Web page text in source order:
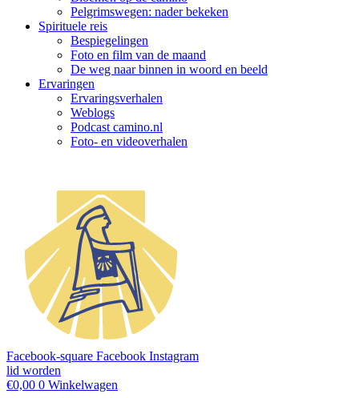
Pelgrimswegen: nader bekeken
Spirituele reis
Bespiegelingen
Foto en film van de maand
De weg naar binnen in woord en beeld
Ervaringen
Ervaringsverhalen
Weblogs
Podcast camino.nl
Foto- en videoverhalen
Facebook-square Facebook Instagram
lid worden
€0,00 0 Winkelwagen